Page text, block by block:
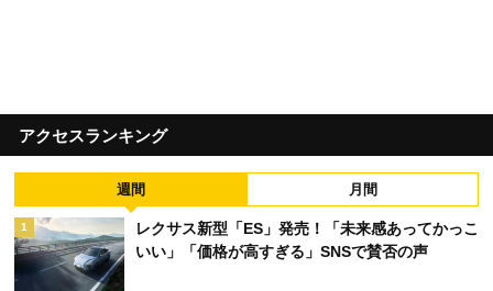
アクセスランキング
週間 月間
1
レクサス新型「ES」発売！「未来感あってかっこ
いい」「価格が高すぎる」SNSで賛否の声